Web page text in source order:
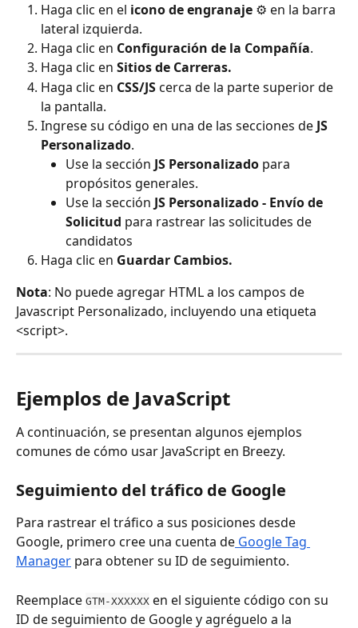
Haga clic en el icono de engranaje ⚙️ en la barra
lateral izquierda.
Haga clic en Configuración de la Compañía.
Haga clic en Sitios de Carreras.
Haga clic en CSS/JS cerca de la parte superior de
la pantalla.
Ingrese su código en una de las secciones de JS
Personalizado.
Use la sección JS Personalizado para
propósitos generales.
Use la sección JS Personalizado - Envío de
Solicitud para rastrear las solicitudes de
candidatos
Haga clic en Guardar Cambios.
Nota: No puede agregar HTML a los campos de
Javascript Personalizado, incluyendo una etiqueta
<script>.
Ejemplos de JavaScript
A continuación, se presentan algunos ejemplos
comunes de cómo usar JavaScript en Breezy.
Seguimiento del tráfico de Google
Para rastrear el tráfico a sus posiciones desde
Google, primero cree una cuenta de Google Tag
Manager para obtener su ID de seguimiento.
Reemplace GTM-XXXXXX en el siguiente código con su
ID de seguimiento de Google y agréguelo a la